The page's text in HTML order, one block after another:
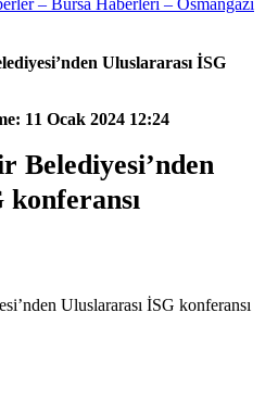
Uluslararası İSG
11 Ocak 2024 12:24
Belediyesi’nden
konferansı